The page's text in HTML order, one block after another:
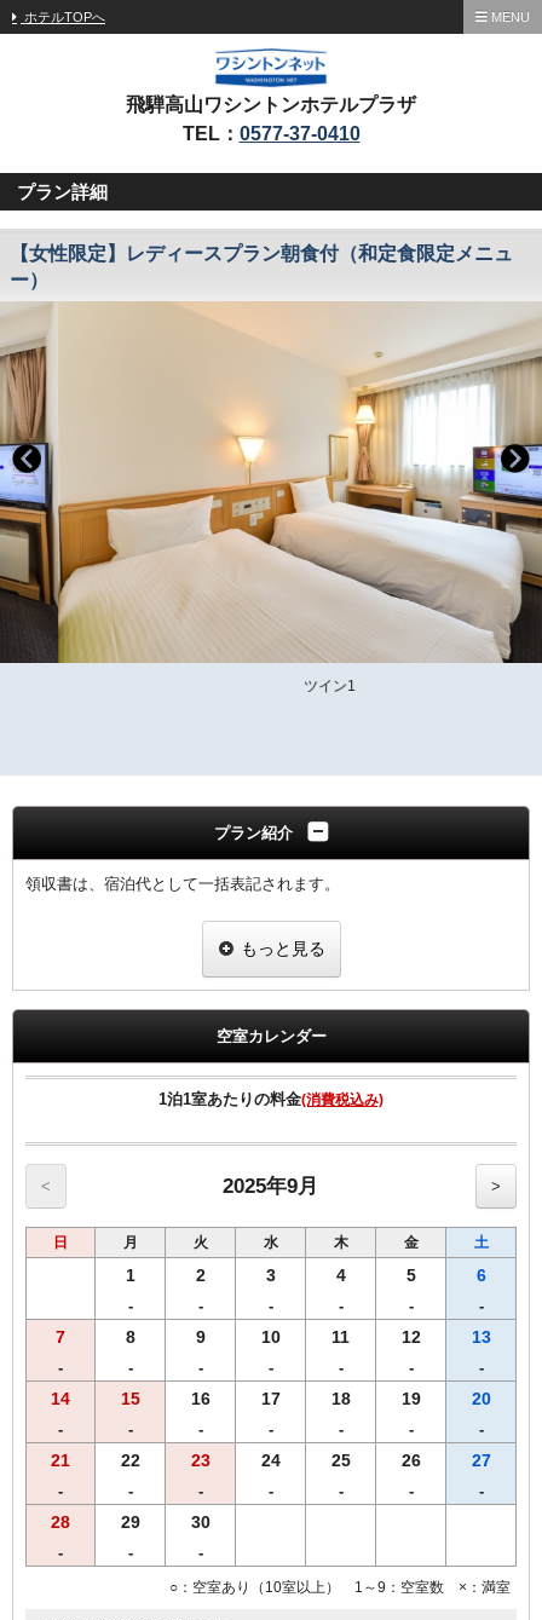
ホテルTOPへ MENU
飛騨高山ワシントンホテルプラザ
TEL： 0577-37-0410
プラン詳細
【女性限定】レディースプラン朝食付（和定食限定メニュ
ー）
プラン紹介
領収書は、宿泊代として一括表記されます。
ヒーリング・コスメ系グッズを2種類プレゼント
・ピュアスマイル eyeしてる
・ダブルモイスチャーマスク
・足ひんやりシート
・ジュレーム ノンシリコンシャンプー・トリートメント
【ご朝食】
ホテル2階「炉宴」 営業時間 6:30 ～ 9:30までにご入店ください。
飛騨の郷土料理を豊富に盛り込んだ和定食（現在和朝食のみの提供と
なります）
・全室Ｗi－Ｆi無料接続＆加湿空気清浄機＆枕元にＵＳＢコンセント
完備。
・ご宿泊者様専用の大浴場をご利用いただけます。
もっと見る
空室カレンダー
1泊1室あたりの料金(消費税込み)
< 2025年9月 >
日 月 火 水 木 金 土
1
-
2
-
3
-
4
-
5
-
6
-
7
-
8
-
9
-
10
-
11
-
12
-
13
-
14
-
15
-
16
-
17
-
18
-
19
-
20
-
21
-
22
-
23
-
24
-
25
-
26
-
27
-
28
-
29
-
30
-
○：空室あり（10室以上） 1～9：空室数 ×：満室